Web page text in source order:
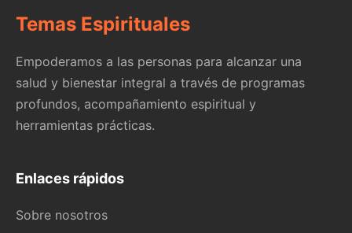
Temas Espirituales
Empoderamos a las personas para alcanzar una
salud y bienestar integral a través de programas
profundos, acompañamiento espiritual y
herramientas prácticas.
Enlaces rápidos
Sobre nosotros